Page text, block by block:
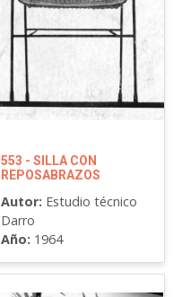
553 - SILLA CON
REPOSABRAZOS
Autor: Estudio técnico
Darro
Año: 1964